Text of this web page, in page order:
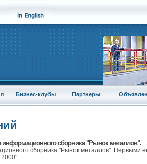
Бизнес-клубы Партнеры
сборника "Рынок металлов".
сборника "Рынок металлов". Первыми
2000".